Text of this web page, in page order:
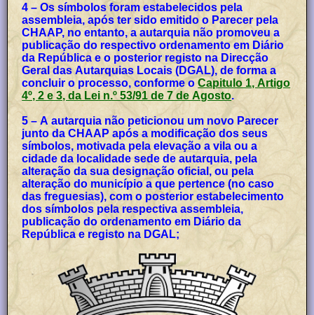
4 – Os símbolos foram estabelecidos pela
assembleia, após ter sido emitido o Parecer pela
CHAAP, no entanto, a autarquia não promoveu a
publicação do respectivo ordenamento em Diário
da República e o posterior registo na Direcção
Geral das Autarquias Locais (DGAL), de forma a
concluir o processo, conforme oCapitulo 1, Artigo
4º, 2 e 3, da Lei n.º 53/91 de 7 de Agosto.
5 – A autarquia não peticionou um novo Parecer
junto da CHAAP após a modificação dos seus
símbolos, motivada pela elevação a vila ou a
cidade da localidade sede de autarquia, pela
alteração da sua designação oficial, ou pela
alteração do município a que pertence (no caso
das freguesias), com o posterior estabelecimento
dos símbolos pela respectiva assembleia,
publicação do ordenamento em Diário da
República e registo na DGAL;